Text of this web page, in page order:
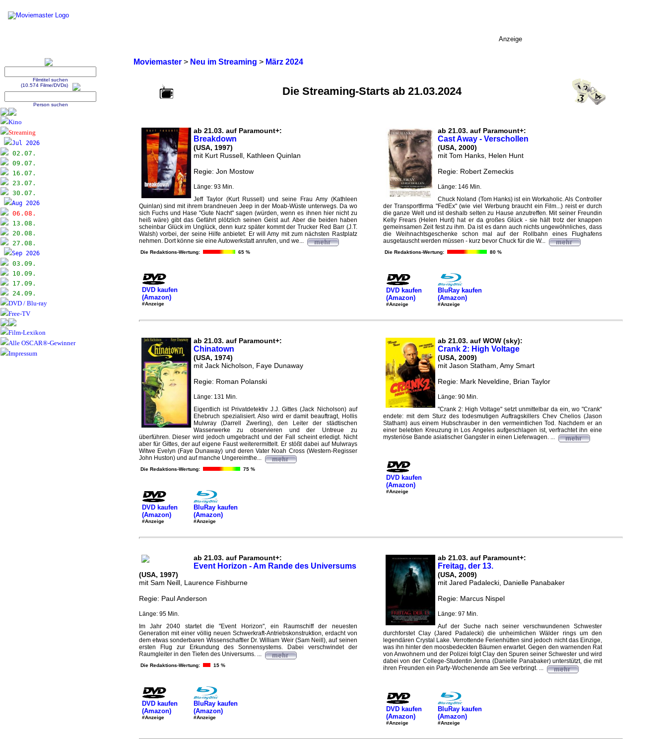
Moviemaster> Neu im Streaming > März 2024
Die Streaming-Starts ab 21.03.2024
ab 21.03. auf Paramount+:
Breakdown
(USA, 1997)
mit Kurt Russell, Kathleen Quinlan
Regie: Jon Mostow
Länge: 93 Min.
Jeff Taylor (Kurt Russell) und seine Frau Amy (Kathleen
Quinlan) sind mit ihrem brandneuen Jeep in der Moab-Wüste unterwegs. Da wo
sich Fuchs und Hase "Gute Nacht" sagen (würden, wenn es ihnen hier nicht zu
heiß wäre) gibt das Gefährt plötzlich seinen Geist auf. Aber die beiden haben
scheinbar Glück im Unglück, denn kurz später kommt der Trucker Red Barr (J.T.
Walsh) vorbei, der seine Hilfe anbietet: Er will Amy mit zum nächsten Rastplatz
nehmen. Dort könne sie eine Autowerkstatt anrufen, und we...
Die Redaktions-Wertung: 65 %
DVD kaufen
(Amazon)
#Anzeige
ab 21.03. auf Paramount+:
Cast Away - Verschollen
(USA, 2000)
mit Tom Hanks, Helen Hunt
Regie: Robert Zemeckis
Länge: 146 Min.
Chuck Noland (Tom Hanks) ist ein Workaholic. Als Controller
der Transportfirma "FedEx" (wie viel Werbung braucht ein Film...) reist er durch
die ganze Welt und ist deshalb selten zu Hause anzutreffen. Mit seiner Freundin
Kelly Frears (Helen Hunt) hat er da großes Glück - sie hält trotz der knappen
gemeinsamen Zeit fest zu ihm. Da ist es dann auch nichts ungewöhnliches, dass
die Weihnachtsgeschenke schon mal auf der Rollbahn eines Flughafens
ausgetauscht werden müssen - kurz bevor Chuck für die W...
Die Redaktions-Wertung: 80 %
DVD kaufen
(Amazon)
#Anzeige
BluRay kaufen
(Amazon)
#Anzeige
ab 21.03. auf Paramount+:
Chinatown
(USA, 1974)
mit Jack Nicholson, Faye Dunaway
Regie: Roman Polanski
Länge: 131 Min.
Eigentlich ist Privatdetektiv J.J. Gittes (Jack Nicholson) auf
Ehebruch spezialisiert. Also wird er damit beauftragt, Hollis
Mulwray (Darrell Zwerling), den Leiter der städtischen
Wasserwerke zu observieren und der Untreue zu
überführen. Dieser wird jedoch umgebracht und der Fall scheint erledigt. Nicht
aber für Gittes, der auf eigene Faust weiterermittelt. Er stößt dabei auf Mulwrays
Witwe Evelyn (Faye Dunaway) und deren Vater Noah Cross (Western-Regisser
John Huston) und auf manche Ungereimthe...
Die Redaktions-Wertung: 75 %
DVD kaufen
(Amazon)
#Anzeige
BluRay kaufen
(Amazon)
#Anzeige
ab 21.03. auf WOW (sky):
Crank 2: High Voltage
(USA, 2009)
mit Jason Statham, Amy Smart
Regie: Mark Neveldine, Brian Taylor
Länge: 90 Min.
"Crank 2: High Voltage" setzt unmittelbar da ein, wo "Crank“
endete: mit dem Sturz des todesmutigen Auftragskillers Chev Chelios (Jason
Statham) aus einem Hubschrauber in den vermeintlichen Tod. Nachdem er an
einer belebten Kreuzung in Los Angeles aufgeschlagen ist, verfrachtet ihn eine
mysteriöse Bande asiatischer Gangster in einen Lieferwagen. ...
DVD kaufen
(Amazon)
#Anzeige
ab 21.03. auf Paramount+:
Event Horizon - Am Rande des Universums
(USA, 1997)
mit Sam Neill, Laurence Fishburne
Regie: Paul Anderson
Länge: 95 Min.
Im Jahr 2040 startet die "Event Horizon", ein Raumschiff der neuesten
Generation mit einer völlig neuen Schwerkraft-Antriebskonstruktion, erdacht von
dem etwas sonderbaren Wissenschaftler Dr. William Weir (Sam Neill), auf seinen
ersten Flug zur Erkundung des Sonnensystems. Dabei verschwindet der
Raumgleiter in den Tiefen des Universums. ...
Die Redaktions-Wertung: 15 %
DVD kaufen
(Amazon)
#Anzeige
BluRay kaufen
(Amazon)
#Anzeige
ab 21.03. auf Paramount+:
Freitag, der 13.
(USA, 2009)
mit Jared Padalecki, Danielle Panabaker
Regie: Marcus Nispel
Länge: 97 Min.
Auf der Suche nach seiner verschwundenen Schwester
durchforstet Clay (Jared Padalecki) die unheimlichen Wälder rings um den
legendären Crystal Lake. Verrottende Ferienhütten sind jedoch nicht das Einzige,
was ihn hinter den moosbedeckten Bäumen erwartet. Gegen den warnenden Rat
von Anwohnern und der Polizei folgt Clay den Spuren seiner Schwester und wird
dabei von der College-Studentin Jenna (Danielle Panabaker) unterstützt, die mit
ihren Freunden ein Party-Wochenende am See verbringt. ...
DVD kaufen
(Amazon)
#Anzeige
BluRay kaufen
(Amazon)
#Anzeige
Anzeige
Filmtitel suchen
(10.574 Filme/DVDs)
Person suchen
Kino
Streaming
Jul 2026
02.07.
09.07.
16.07.
23.07.
30.07.
Aug 2026
06.08.
13.08.
20.08.
27.08.
Sep 2026
03.09.
10.09.
17.09.
24.09.
DVD / Blu-ray
Free-TV
Film-Lexikon
Alle OSCAR®-Gewinner
Impressum